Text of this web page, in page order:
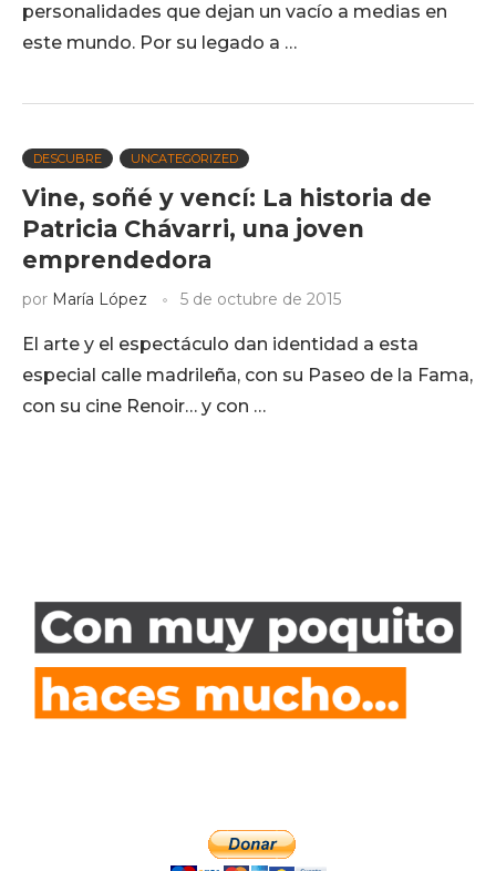
personalidades que dejan un vacío a medias en
este mundo. Por su legado a …
DESCUBRE UNCATEGORIZED
Vine, soñé y vencí: La historia de
Patricia Chávarri, una joven
emprendedora
por María López 5 de octubre de 2015
El arte y el espectáculo dan identidad a esta
especial calle madrileña, con su Paseo de la Fama,
con su cine Renoir… y con …